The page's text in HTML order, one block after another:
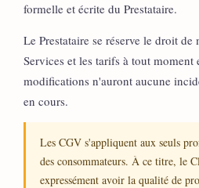
formelle et écrite du Prestataire.
Le Prestataire se réserve le droit de
Services et les tarifs à tout moment
modifications n'auront aucune
en cours.
Les CGV s'appliquent aux seuls
des consommateurs. À ce titre, le
expressément avoir la qualité de